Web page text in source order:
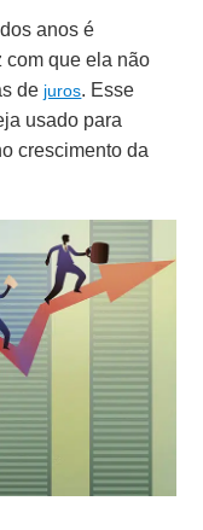
anos é
com que ela não
de juros. Esse
usado para
crescimento da